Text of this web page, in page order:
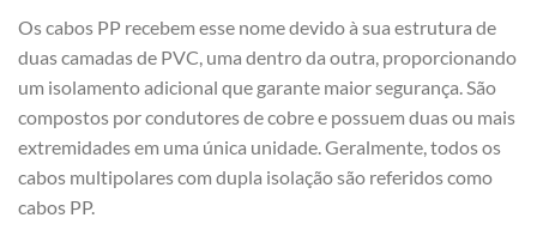
Os cabos PP recebem esse nome devido à sua estrutura de
duas camadas de PVC, uma dentro da outra, proporcionando
um isolamento adicional que garante maior segurança. São
compostos por condutores de cobre e possuem duas ou mais
extremidades em uma única unidade. Geralmente, todos os
cabos multipolares com dupla isolação são referidos como
cabos PP.